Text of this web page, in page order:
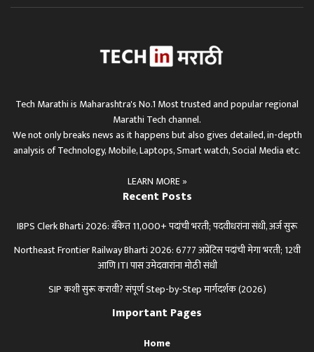
Tech Marathi is Maharashtra's No.1 Most trusted and popular regional
Marathi Tech channel.
We not only breaks news as it happens but also gives detailed, in-depth
analysis of Technology, Mobile, Laptops, Smart watch, Social Media etc.
LEARN MORE »
Recent Posts
IBPS Clerk Bharti 2026: बँकेत 11,000+ पदांची भरती; पदवीधरांना संधी, अर्ज सुरू
Northeast Frontier Railway Bharti 2026: 6777 अप्रेंटिस पदांची मेगा भरती; 12वी
आणि ITI पास उमेदवारांना मोठी संधी
SIP कशी सुरू करावी? संपूर्ण Step-by-Step मार्गदर्शक (2026)
Important Pages
Home